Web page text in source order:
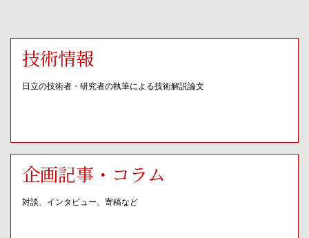
技術情報
日立の技術者・研究者の執筆による技術解説論文
企画記事・コラム
対談、インタビュー、寄稿など